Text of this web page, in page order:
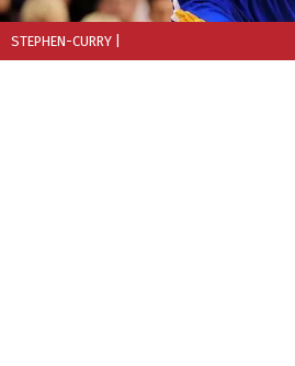
STEPHEN-CURRY